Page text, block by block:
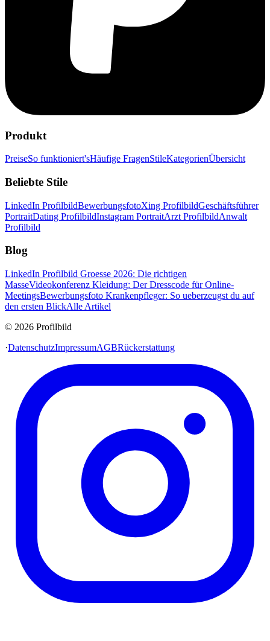
Produkt
PreiseSo funktioniert'sHäufige FragenStileKategorienÜbersicht
Beliebte Stile
LinkedIn ProfilbildBewerbungsfotoXing ProfilbildGeschäftsführer
PortraitDating ProfilbildInstagram PortraitArzt ProfilbildAnwalt
Profilbild
Blog
LinkedIn Profilbild Groesse 2026: Die richtigen
MasseVideokonferenz Kleidung: Der Dresscode für Online-
MeetingsBewerbungsfoto Krankenpfleger: So ueberzeugst du auf
den ersten BlickAlle Artikel
© 2026 Profilbild
·DatenschutzImpressumAGBRückerstattung